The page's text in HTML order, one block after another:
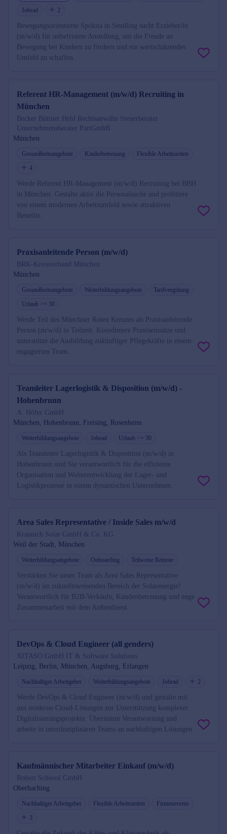
Jobrad
2
Bewegungsorientierte Spokita in Sendling sucht Erzieher/in
(m/w/d) für unbefristete Anstellung, um die Freude an
Bewegung bei Kindern zu fördern und ein wertschätzendes
Umfeld zu schaffen.
Referent HR-Management (m/w/d) Recruiting in
München
Becker Büttner Held Rechtsanwälte Steuerberater
Unternehmensberater PartGmbB
München
Gesundheitsangebote Kinderbetreuung
Flexible Arbeitszeiten
4
Werde Referent HR-Management (m/w/d) Recruiting bei BBH
in München. Gestalte aktiv die Personalsuche und profitiere
von einem modernen Arbeitsumfeld sowie attraktiven
Benefits.
Praxisanleitende Person (m/w/d)
BRK-Kreisverband München
München
Gesundheitsangebote Weiterbildungsangebote
Tarifvergütung
Urlaub >= 30
Werde Teil des Münchner Roten Kreuzes als Praxisanleitende
Person (m/w/d) in Teilzeit. Koordiniere Praxiseinsätze und
unterstütze die Ausbildung zukünftiger Pflegekräfte in einem
engagierten Team.
Teamleiter Lagerlogistik & Disposition (m/w/d) -
Hohenbrunn
A. Höfer GmbH
München, Hohenbrunn, Freising, Rosenheim
Weiterbildungsangebote Jobrad Urlaub >= 30
Als Teamleiter Lagerlogistik & Disposition (m/w/d) in
Hohenbrunn sind Sie verantwortlich für die effiziente
Organisation und Weiterentwicklung der Lager- und
Logistikprozesse in einem dynamischen Unternehmen.
Area Sales Representative / Inside Sales m/w/d
Krannich Solar GmbH & Co. KG
Weil der Stadt, München
Weiterbildungsangebote Onboarding Teilweise Remote
Verstärken Sie unser Team als Area Sales Representative
(m/w/d) im zukunftsweisenden Bereich der Solarenergie!
Verantwortlich für B2B-Verkäufe, Kundenbetreuung und enge
Zusammenarbeit mit dem Außendienst.
DevOps & Cloud Engineer (all genders)
XITASO GmbH IT & Software Solutions
Leipzig, Berlin, München, Augsburg, Erlangen
Nachhaltiger Arbeitgeber Weiterbildungsangebote Jobrad 2
Werde DevOps & Cloud Engineer (m/w/d) und gestalte mit
uns moderne Cloud-Lösungen zur Unterstützung komplexer
Digitalisierungsprojekte. Übernimm Verantwortung und
arbeite in interdisziplinären Teams an nachhaltigen Lösungen.
Kaufmännischer Mitarbeiter Einkauf (m/w/d)
Robert Schiessl GmbH
Oberhaching
Nachhaltiger Arbeitgeber Flexible Arbeitszeiten
Firmenevents
3